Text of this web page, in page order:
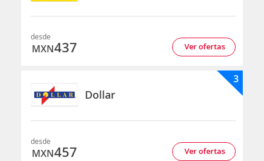
desde
MXN437 Ver ofertas
Dollar
3
desde
MXN457 Ver ofertas